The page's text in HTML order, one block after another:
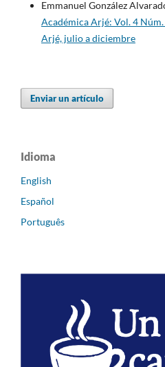
Emmanuel González
Académica Arjé: Vol. 4
Arjé, julio a diciembre
Enviar un artículo
Idioma
English
Español
Português